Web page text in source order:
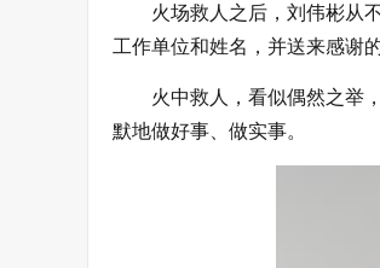
火场救人之后，刘伟彬从
工作单位和姓名，并送来感谢
火中救人，看似偶然之举
默地做好事、做实事。